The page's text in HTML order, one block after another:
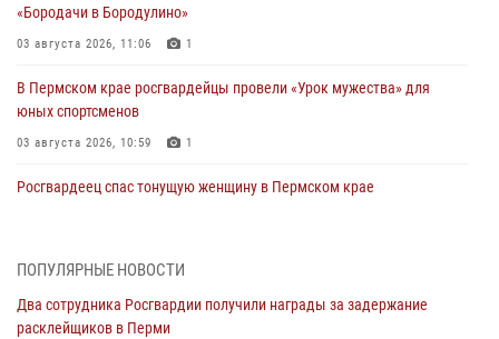
«Бородачи в Бородулино»
03 августа 2026, 11:06 1
В Пермском крае росгвардейцы провели «Урок мужества» для
юных спортсменов
03 августа 2026, 10:59 1
Росгвардеец спас тонущую женщину в Пермском крае
Сотрудники Росгвардии приняли участие в торжественном
28 июля 2026, 10:44 1
ПОПУЛЯРНЫЕ НОВОСТИ
Два сотрудника Росгвардии получили награды за задержание
расклейщиков в Перми